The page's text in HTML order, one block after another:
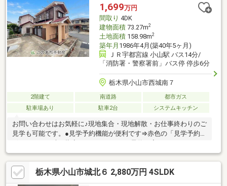
1,699万円
間取り 4DK
建物面積73.27m2
土地面積158.98m2
築年月 1986年4月(築40年5ヶ月)
ＪＲ宇都宮線 小山駅 バス14分/
「消防署・警察署前」バス停 停歩6分
栃木県小山市西城南７
2階建て 南道路
都市ガス
駐車場あり
駐車2台 システムキッチン
お問い合わせはお気軽に♪現地集合・現地解散・お仕事終わりのご
見学も可能です。●見学予約機能が便利です⇒赤色の「見学予約」
ボタンから日時を指定すれば、すぐにご予約が完了します！●お
電話の場合⇒青色の「電話で問い合わせ」ボタンより通話が可能
です！※担当者に物件所在地と価格をお伝え下さい。●メールの場
合⇒オレンジ色の「資料請求ボタン」よりフォーム入力へお進み
下さい。●不動産屋選びに迷ったら「このまち不動産小山店・あ
栃木県小山市城北６ 2,880万円 4SLDK